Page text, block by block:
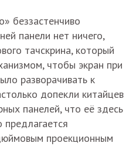
беззастенчиво
панели нет ничего,
тачскрина, который
чтобы экран при
разворачивать к
допекли китайцев
панелей, что её здесь
предлагается
проекционным